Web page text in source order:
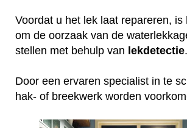
Voordat u het lek laat repareren, is
om de oorzaak van de
stellen met behulp van lekdetectie.
Door een ervaren specialist in te
hak- of breekwerk worden